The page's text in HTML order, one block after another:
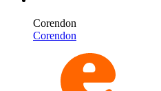
Corendon
Corendon